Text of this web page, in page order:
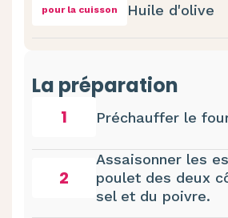
pour la cuisson Huile d'olive
La préparation
1 Préchauffer le
2
Assaisonner les
poulet des deux
sel et du poivre.